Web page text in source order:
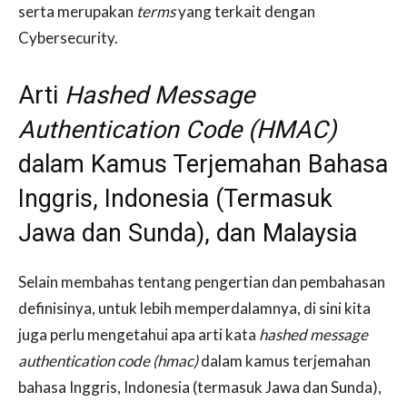
serta merupakan termsyang terkait dengan
Cybersecurity.
Arti Hashed Message
Authentication Code (HMAC)
dalam Kamus Terjemahan Bahasa
Inggris, Indonesia (Termasuk
Jawa dan Sunda), dan Malaysia
Selain membahas tentang pengertian dan pembahasan
definisinya, untuk lebih memperdalamnya, di sini kita
juga perlu mengetahui apa arti kata hashed message
authentication code (hmac)dalam kamus terjemahan
bahasa Inggris, Indonesia (termasuk Jawa dan Sunda),